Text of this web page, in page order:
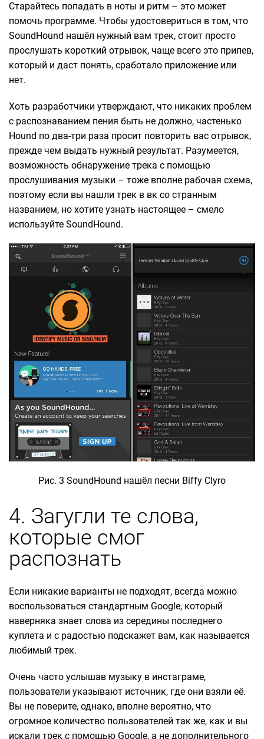
Старайтесь попадать в ноты и ритм – это может
помочь программе. Чтобы удостовериться в том, что
SoundHound нашёл нужный вам трек, стоит просто
прослушать короткий отрывок, чаще всего это припев,
который и даст понять, сработало приложение или
нет.
Хоть разработчики утверждают, что никаких проблем
с распознаванием пения быть не должно, частенько
Hound по два-три раза просит повторить вас отрывок,
прежде чем выдать нужный результат. Разумеется,
возможность обнаружение трека с помощью
прослушивания музыки – тоже вполне рабочая схема,
поэтому если вы нашли трек в вк со странным
названием, но хотите узнать настоящее – смело
используйте SoundHound.
Рис. 3 SoundHound нашёл песни Biffy Clyro
4. Загугли те слова,
которые смог
распознать
Если никакие варианты не подходят, всегда можно
воспользоваться стандартным Google, который
наверняка знает слова из середины последнего
куплета и с радостью подскажет вам, как называется
любимый трек.
Очень часто услышав музыку в инстаграме,
пользователи указывают источник, где они взяли её.
Вы не поверите, однако, вполне вероятно, что
огромное количество пользователей так же, как и вы
искали трек с помощью Google, а не дополнительного